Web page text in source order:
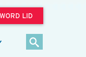
WORD LID